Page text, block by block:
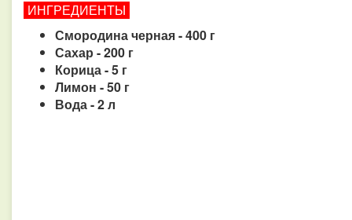
ИНГРЕДИЕНТЫ
Смородина черная - 400 г
Сахар - 200 г
Корица - 5 г
Лимон - 50 г
Вода - 2 л